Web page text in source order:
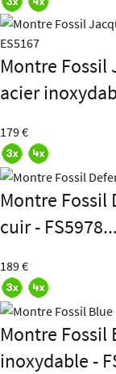
Montre Fossil
acier
179 €
Montre Fossil
cuir - FS5978...
189 €
Montre Fossil
inoxydable -